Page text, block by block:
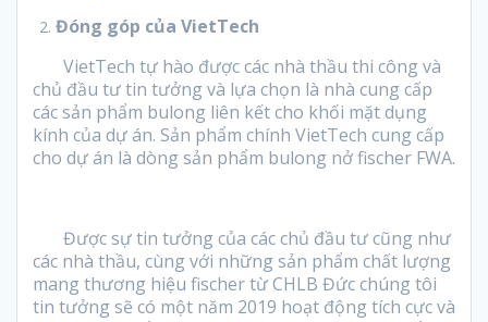
Đóng góp của VietTech
VietTech tự hào được các nhà thầu thi công và
chủ đầu tư tin tưởng và lựa chọn là nhà cung cấp
các sản phẩm bulong liên kết cho khối mặt dụng
kính của dự án. Sản phẩm chính VietTech cung cấp
cho dự án là dòng sản phẩm bulong nở fischer FWA.
Được sự tin tưởng của các chủ đầu tư cũng như
các nhà thầu, cùng với những sản phẩm chất lượng
mang thương hiệu fischer từ CHLB Đức chúng tôi
tin tưởng sẽ có một năm 2019 hoạt động tích cực và